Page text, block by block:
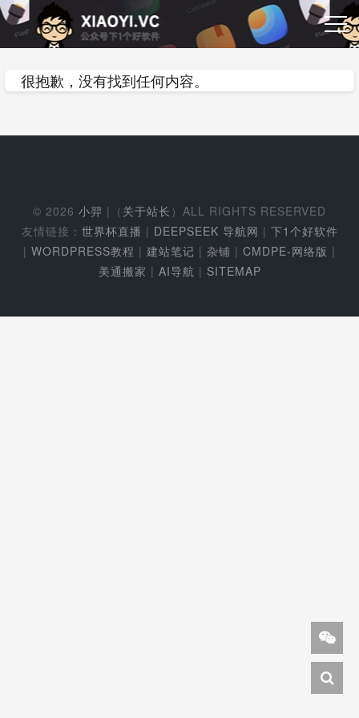
很抱歉，没有找到任何内容。
© 2026 小羿 |（ 关于站长 ）ALL RIGHTS RESERVED
友情链接： 世界杯直播 | DEEPSEEK 导航网 | 下1个好软件
| WORDPRESS教程 | 建站笔记 | 杂铺 | CMDPE-网络版 |
美通搬家 | AI导航 | SITEMAP